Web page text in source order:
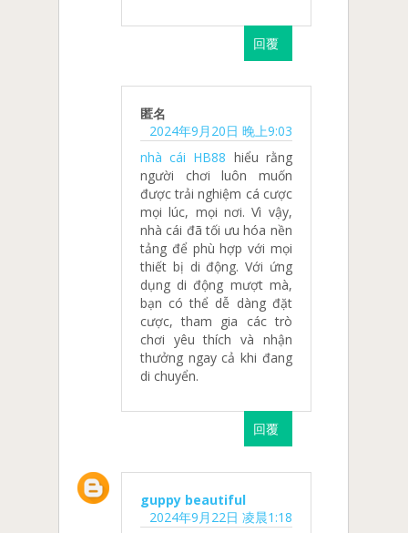
回覆
匿名
2024年9月20日 晚上9:03
nhà cái HB88 hiểu rằng
người chơi luôn muốn
được trải nghiệm cá cược
mọi lúc, mọi nơi. Vì vậy,
nhà cái đã tối ưu hóa nền
tảng để phù hợp với mọi
thiết bị di động. Với ứng
dụng di động mượt mà,
bạn có thể dễ dàng đặt
cược, tham gia các trò
chơi yêu thích và nhận
thưởng ngay cả khi đang
di chuyển.
回覆
guppy beautiful
2024年9月22日 凌晨1:18